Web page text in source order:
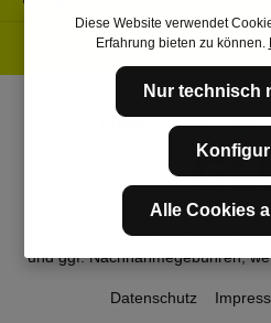
* Alle Preise inkl. gesetzl.
und ggf. Nachnahmegebühren,
Datenschutz
Diese Website verwendet
Erfahrung bieten zu können.
Nur technisch
Alle Cookies